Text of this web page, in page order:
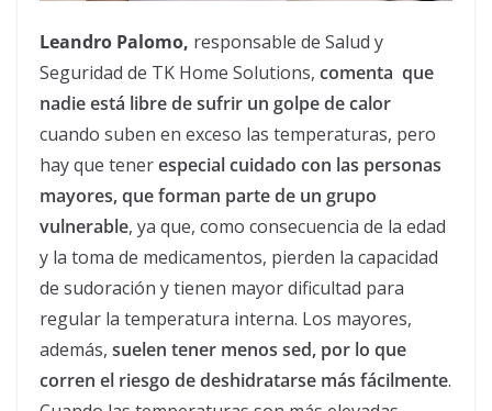
Leandro Palomo, responsable de Salud y
Seguridad de TK Home Solutions, comenta que
nadie está libre de sufrir un golpe decalor
cuando suben en exceso las temperaturas, pero
hay que tenerespecial cuidado con las personas
mayores, que forman parte de un grupo
vulnerable, ya que, como consecuencia de la edad
y la toma de medicamentos, pierden la capacidad
de sudoración y tienen mayor dificultad para
regular la temperatura interna. Los mayores,
además, suelen tener menos sed, por lo que
corren el riesgo de deshidratarse más fácilmente.